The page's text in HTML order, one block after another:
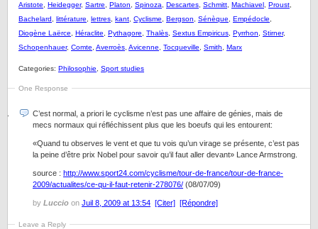
Aristote
Heidegger, Sartre Platon Spinoza Descartes Schmitt Machiavel Proust
Bachelard
littérature lettres kant Cyclisme Bergson Sénèque Empédocle
Diogène Laërce
Héraclite Pythagore Thalès Sextus Empiricus Pyrrhon Stirner,
Schopenhauer, Comte Averroès Avicenne Tocqueville Smith Marx
Categories: Philosophie Sport studies
One Response
C’est normal, a priori le cyclisme n’est pas une affaire de génies, mais de
mecs normaux qui réfléchissent plus que les boeufs qui les entourent:
«Quand tu observes le vent et que tu vois qu’un virage se présente, c’est pas
la peine d’être prix Nobel pour savoir qu’il faut aller devant» Lance Armstrong.
source : http://www.sport24.com/cyclisme/tour-de-france/tour-de-france-
2009/actualites/ce-qu-il-faut-retenir-278076/ (08/07/09)
by Luccio on Juil 8, 2009 at 13:54 [Citer] [Répondre]
Leave a Reply